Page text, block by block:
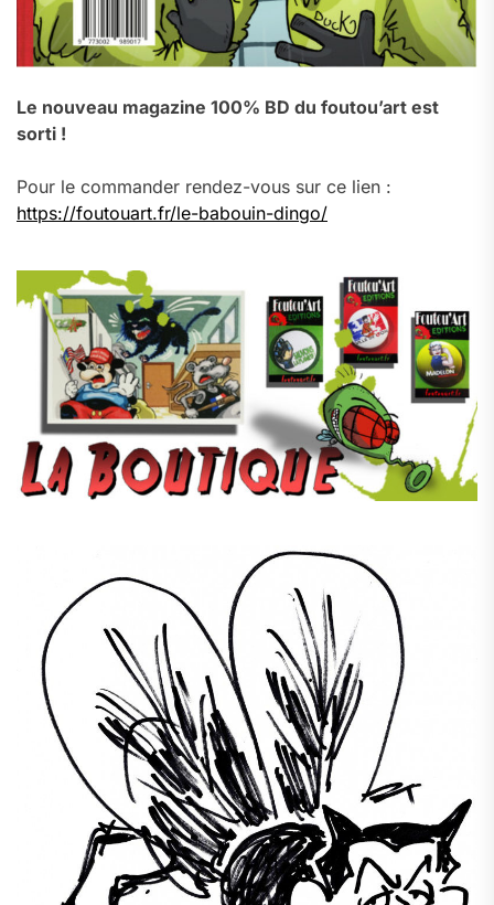
Le nouveau magazine 100% BD du foutou’art est
sorti !
Pour le commander rendez-vous sur ce lien :
https://foutouart.fr/le-babouin-dingo/